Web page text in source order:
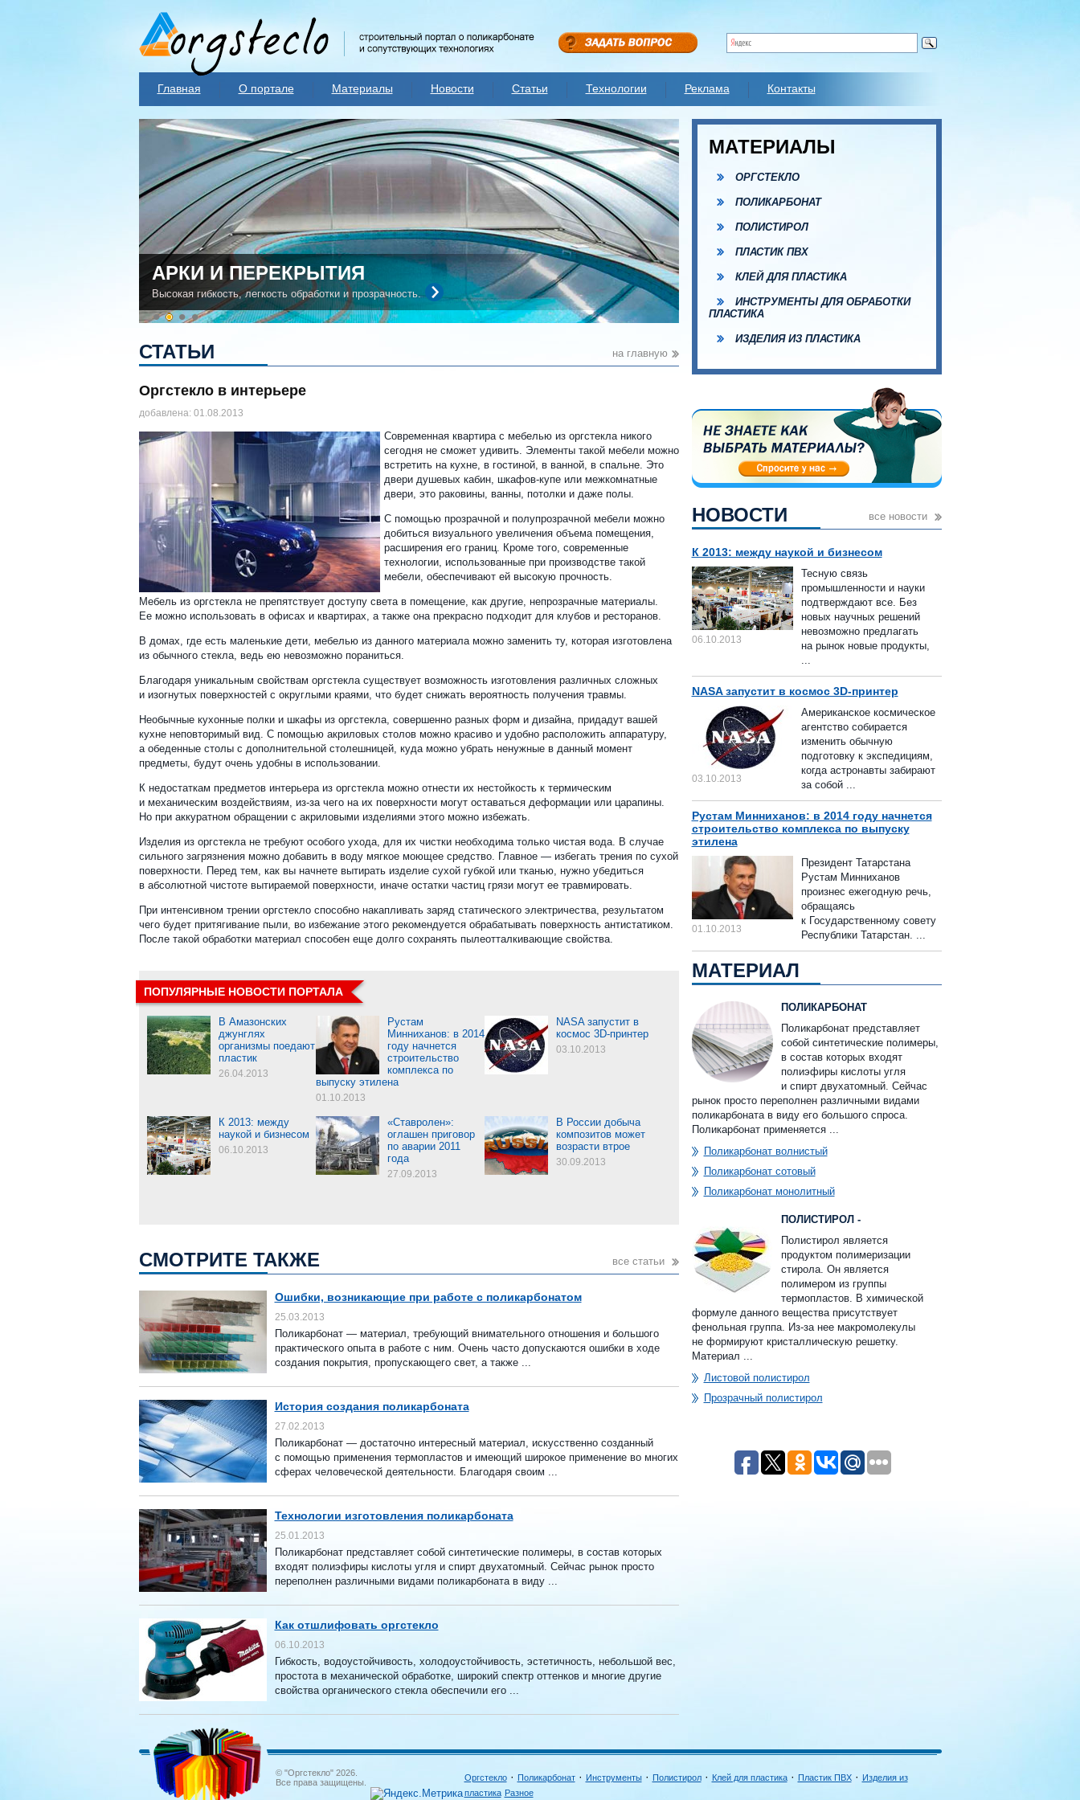
Главная О портале Материалы Новости Статьи Технологии Реклама Контакты
АРКИ И ПЕРЕКРЫТИЯ
Высокая гибкость, легкость обработки и прозрачность.
СТАТЬИ на главную
Оргстекло в интерьере
добавлена: 01.08.2013
Современная квартира с мебелью из оргстекла никого
сегодня не сможет удивить. Элементы такой мебели можно
встретить на кухне, в гостиной, в ванной, в спальне. Это
двери душевых кабин, шкафов-купе или межкомнатные
двери, это раковины, ванны, потолки и даже полы.
С помощью прозрачной и полупрозрачной мебели можно
добиться визуального увеличения объема помещения,
расширения его границ. Кроме того, современные
технологии, использованные при производстве такой
мебели, обеспечивают ей высокую прочность.
Мебель из оргстекла не препятствует доступу света в помещение, как другие, непрозрачные материалы.
Ее можно использовать в офисах и квартирах, а также она прекрасно подходит для клубов и ресторанов.
В домах, где есть маленькие дети, мебелью из данного материала можно заменить ту, которая изготовлена
из обычного стекла, ведь ею невозможно пораниться.
Благодаря уникальным свойствам оргстекла существует возможность изготовления различных сложных
и изогнутых поверхностей с округлыми краями, что будет снижать вероятность получения травмы.
Необычные кухонные полки и шкафы из оргстекла, совершенно разных форм и дизайна, придадут вашей
кухне неповторимый вид. С помощью акриловых столов можно красиво и удобно расположить аппаратуру,
а обеденные столы с дополнительной столешницей, куда можно убрать ненужные в данный момент
предметы, будут очень удобны в использовании.
К недостаткам предметов интерьера из оргстекла можно отнести их нестойкость к термическим
и механическим воздействиям, из-за чего на их поверхности могут оставаться деформации или царапины.
Но при аккуратном обращении с акриловыми изделиями этого можно избежать.
Изделия из оргстекла не требуют особого ухода, для их чистки необходима только чистая вода. В случае
сильного загрязнения можно добавить в воду мягкое моющее средство. Главное — избегать трения по сухой
поверхности. Перед тем, как вы начнете вытирать изделие сухой губкой или тканью, нужно убедиться
в абсолютной чистоте вытираемой поверхности, иначе остатки частиц грязи могут ее травмировать.
При интенсивном трении оргстекло способно накапливать заряд статического электричества, результатом
чего будет притягивание пыли, во избежание этого рекомендуется обрабатывать поверхность антистатиком.
После такой обработки материал способен еще долго сохранять пылеотталкивающие свойства.
ПОПУЛЯРНЫЕ НОВОСТИ ПОРТАЛА
В Амазонских
джунглях
организмы поедают
пластик
26.04.2013
Рустам
Минниханов: в 2014
году начнется
строительство
комплекса по
выпуску этилена
01.10.2013
NASA запустит в
космос 3D-принтер
03.10.2013
К 2013: между
наукой и бизнесом
06.10.2013
«Ставролен»:
оглашен приговор
по аварии 2011
года
27.09.2013
В России добыча
композитов может
возрасти втрое
30.09.2013
СМОТРИТЕ ТАКЖЕ все статьи
Ошибки, возникающие при работе с поликарбонатом
25.03.2013
Поликарбонат — материал, требующий внимательного отношения и большого
практического опыта в работе с ним. Очень часто допускаются ошибки в ходе
создания покрытия, пропускающего свет, а также ...
История создания поликарбоната
27.02.2013
Поликарбонат — достаточно интересный материал, искусственно созданный
с помощью применения термопластов и имеющий широкое применение во многих
сферах человеческой деятельности. Благодаря своим ...
Технологии изготовления поликарбоната
25.01.2013
Поликарбонат представляет собой синтетические полимеры, в состав которых
входят полиэфиры кислоты угля и спирт двухатомный. Сейчас рынок просто
переполнен различными видами поликарбоната в виду ...
Как отшлифовать оргстекло
06.10.2013
Гибкость, водоустойчивость, холодоустойчивость, эстетичность, небольшой вес,
простота в механической обработке, широкий спектр оттенков и многие другие
свойства органического стекла обеспечили его ...
МАТЕРИАЛЫ
ОРГСТЕКЛО
ПОЛИКАРБОНАТ
ПОЛИСТИРОЛ
ПЛАСТИК ПВХ
КЛЕЙ ДЛЯ ПЛАСТИКА
ИНСТРУМЕНТЫ ДЛЯ ОБРАБОТКИ
ПЛАСТИКА
ИЗДЕЛИЯ ИЗ ПЛАСТИКА
НОВОСТИ все новости
К 2013: между наукой и бизнесом
06.10.2013
Тесную связь
промышленности и науки
подтверждают все. Без
новых научных решений
невозможно предлагать
на рынок новые продукты,
...
NASA запустит в космос 3D-принтер
03.10.2013
Американское космическое
агентство собирается
изменить обычную
подготовку к экспедициям,
когда астронавты забирают
за собой ...
Рустам Минниханов: в 2014 году начнется
строительство комплекса по выпуску
этилена
01.10.2013
Президент Татарстана
Рустам Минниханов
произнес ежегодную речь,
обращаясь
к Государственному совету
Республики Татарстан. ...
МАТЕРИАЛ
ПОЛИКАРБОНАТ
Поликарбонат представляет
собой синтетические полимеры,
в состав которых входят
полиэфиры кислоты угля
и спирт двухатомный. Сейчас
рынок просто переполнен различными видами
поликарбоната в виду его большого спроса.
Поликарбонат применяется ...
Поликарбонат волнистый
Поликарбонат сотовый
Поликарбонат монолитный
ПОЛИСТИРОЛ -
Полистирол является
продуктом полимеризации
стирола. Он является
полимером из группы
термопластов. В химической
формуле данного вещества присутствует
фенольная группа. Из-за нее макромолекулы
не формируют кристаллическую решетку.
Материал ...
Листовой полистирол
Прозрачный полистирол
© "Оргстекло" 2026.
Все права защищены.
Оргстекло· Поликарбонат· Инструменты· Полистирол· Клей для пластика· Пластик ПВХ· Изделия из
пластика Разное